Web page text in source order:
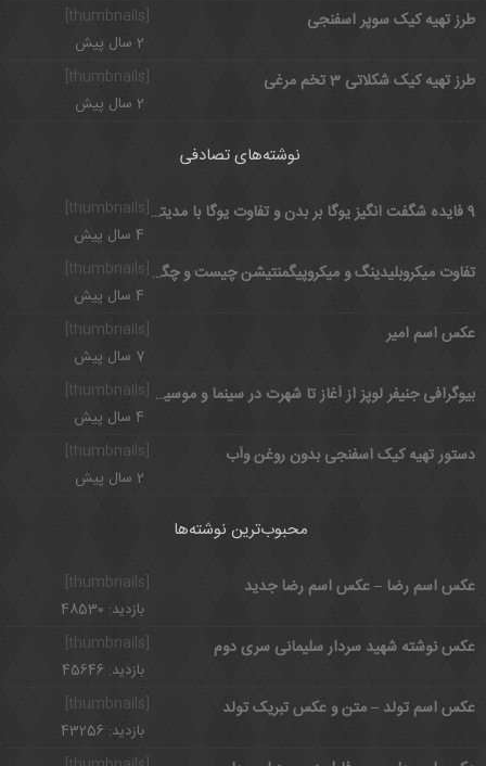
[thumbnails]
طرز تهیه کیک سوپر اسفنجی
2 سال پیش
طرز تهیه کیک شکلاتی 3 تخم مرغی
2 سال پیش
نوشته‌های تصادفی
[thumbnails] 9 فایده شگفت انگیز یوگا بر بدن و تفاوت یوگا با مدیتیشن
4 سال پیش
تفاوت میکروبلیدینگ و میکروپیگمنتیشن چیست و چگونه انجام می شود؟
4 سال پیش
[thumbnails]
عکس اسم امیر
7 سال پیش
بیوگرافی جنیفر لوپز از آغاز تا شهرت در سینما و موسیقی
4 سال پیش
دستور تهیه کیک اسفنجی بدون روغن وآب
2 سال پیش
محبوب‌ترین نوشته‌ها
عکس اسم رضا – عکس اسم رضا جدید
بازدید: 48530
[thumbnails]
عکس نوشته شهید سردار سلیمانی سری دوم
بازدید: 45646
عکس اسم تولد – متن و عکس تبریک تولد
بازدید: 43256